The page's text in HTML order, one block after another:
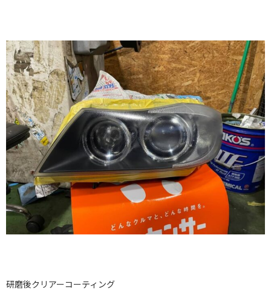
研磨後クリアーコーティング